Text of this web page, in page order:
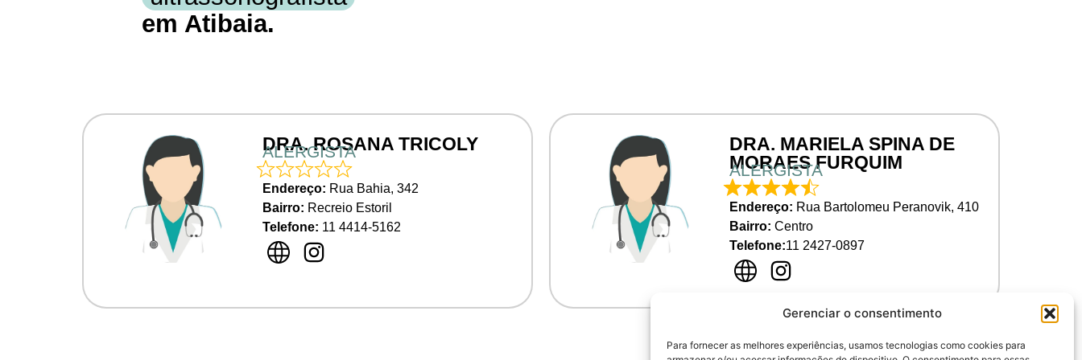
Gerenciar o consentimento
Para fornecer as melhores experiências, usamos tecnologias como cookies para
em Atibaia.
DRA. ROSANA TRICOLY
ALERGISTA
Endereço: Rua Bahia, 342
Bairro: Recreio Estoril
Telefone: 11 4414-5162
DRA. MARIELA SPINA DE
MORAES FURQUIM
ALERGISTA
Endereço: Rua Bartolomeu Peranovik, 410
Bairro: Centro
Telefone:11 2427-0897